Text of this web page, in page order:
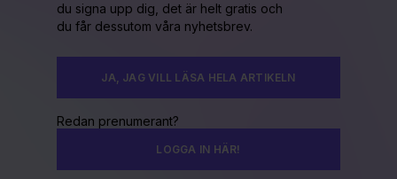
du signa upp dig, det är helt gratis och
du får dessutom våra nyhetsbrev.
JA, JAG VILL LÄSA HELA ARTIKELN
Redan prenumerant?
LOGGA IN HÄR!